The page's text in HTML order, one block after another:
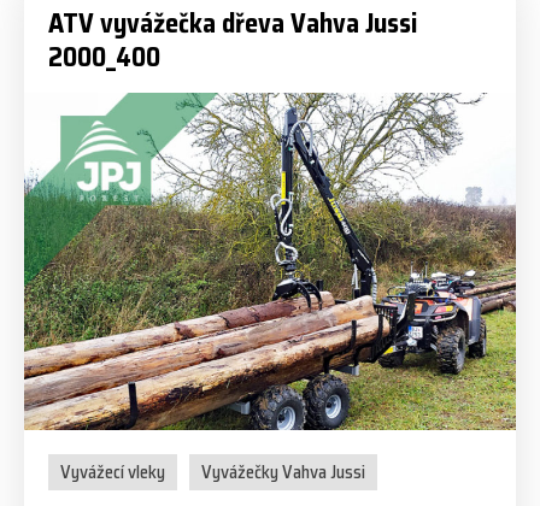
ATV vyvážečka dřeva Vahva Jussi
2000_400
Vyvážecí vleky
Vyvážečky Vahva Jussi